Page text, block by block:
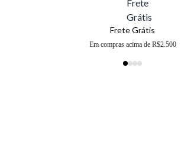
Frete Grátis
Em compras acima de R$2.500